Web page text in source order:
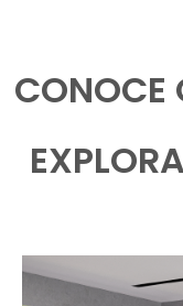
CONOCE